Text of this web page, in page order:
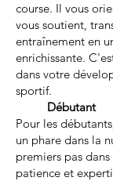
course. Il vous
vous soutient,
entraînement en
enrichissante.
dans votre
sportif.
Débutant
Pour les
un phare dans la
premiers pas
patience et